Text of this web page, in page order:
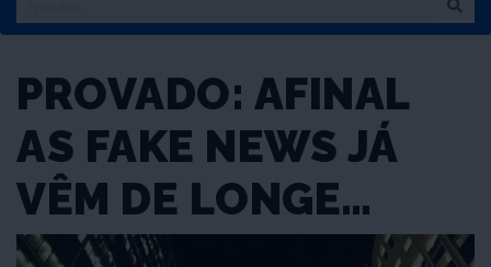
PROVADO: AFINAL
AS FAKE NEWS JÁ
VÊM DE LONGE…